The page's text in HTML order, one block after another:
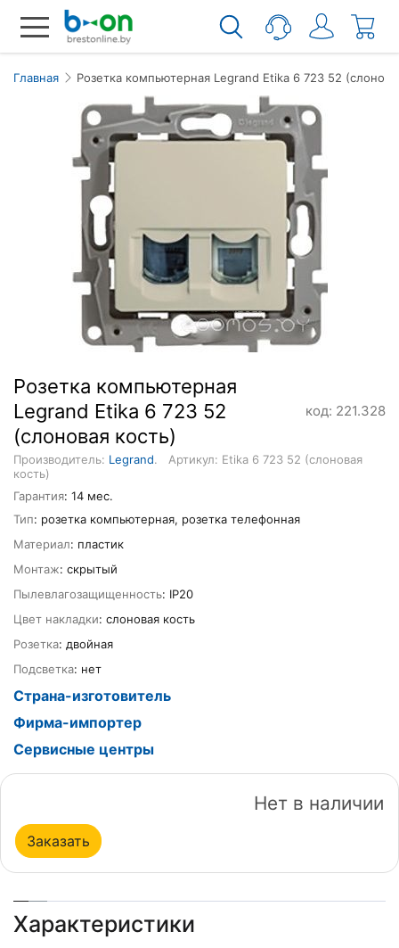
Главная Розетка компьютерная Legrand Etika 6 723 52
Розетка компьютерная
Legrand Etika 6 723 52
(слоновая кость)
код: 221.328
Производитель: Legrand.
Артикул: Etika 6 723 52 (слоновая
кость)
Гарантия: 14 мес.
Тип: розетка компьютерная, розетка телефонная
Материал: пластик
Монтаж: скрытый
Пылевлагозащищенность: IP20
Цвет накладки: слоновая кость
Розетка: двойная
Подсветка: нет
Страна-изготовитель
Фирма-импортер
Сервисные центры
Нет в наличии
Заказать
Характеристики